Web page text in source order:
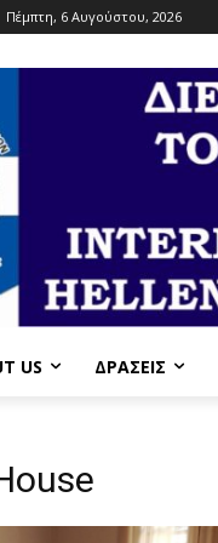
Πέμπτη, 6 Αυγούστου, 2026
US ΔΡΆΣΕΙΣ